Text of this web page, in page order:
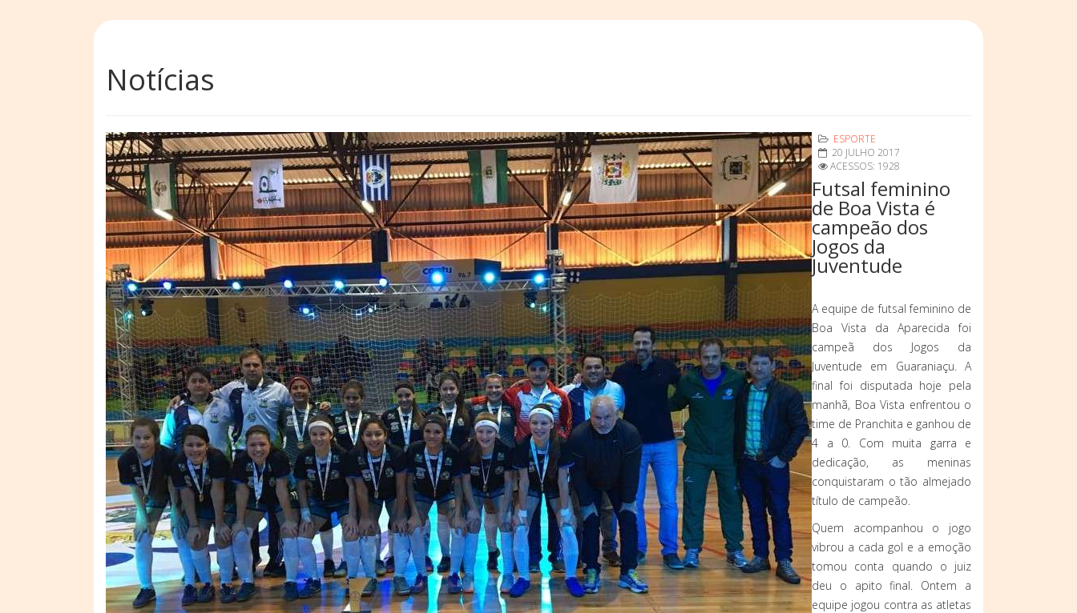
Notícias
ESPORTE
20 JULHO 2017
ACESSOS: 1928
Futsal feminino
de Boa Vista é
campeão dos
Jogos da
Juventude
A equipe de futsal feminino de
Boa Vista da Aparecida foi
campeã dos Jogos da
Juventude em Guaraniaçu. A
final foi disputada hoje pela
manhã, Boa Vista enfrentou o
time de Pranchita e ganhou de
4 a 0. Com muita garra e
dedicação, as meninas
conquistaram o tão almejado
título de campeão.
Quem acompanhou o jogo
vibrou a cada gol e a emoção
tomou conta quando o juiz
deu o apito final. Ontem a
equipe jogou contra as atletas